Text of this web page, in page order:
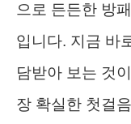
으로 든든한 방
입니다. 지금 바
담받아 보는 것
장 확실한 첫걸